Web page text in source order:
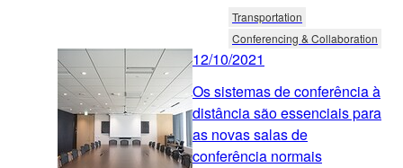
Transportation
Conferencing & Collaboration
12/10/2021
Os sistemas de conferência à
distância são essenciais para
as novas salas de
conferência normais